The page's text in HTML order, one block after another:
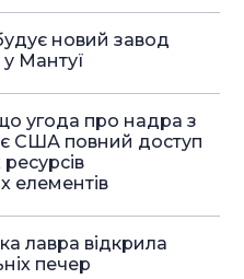
новий завод
у Мантуї
угода про надра з
США повний доступ
елементів
лавра відкрила
печер